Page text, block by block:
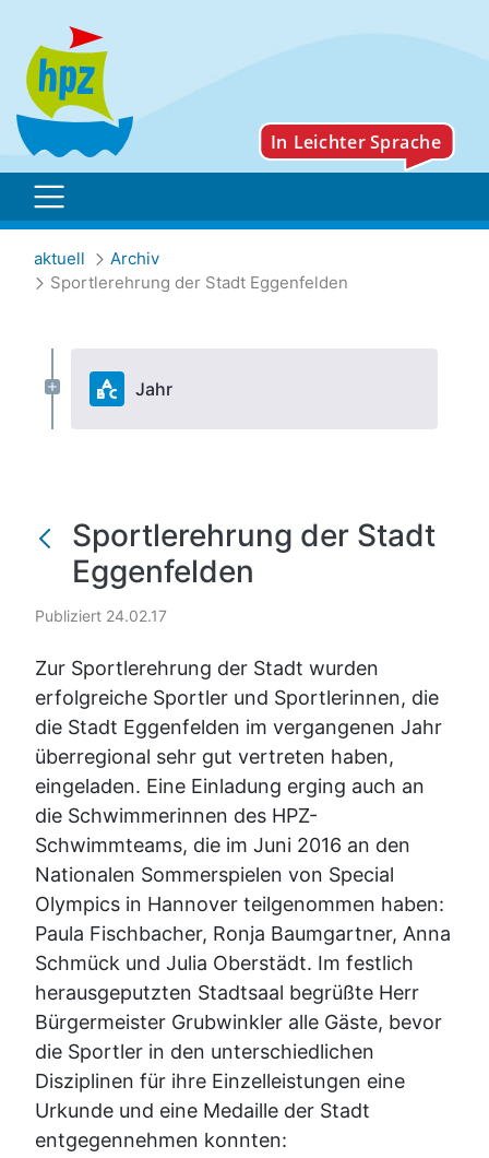
Sportlerehrung der
aktuell
Archiv
Sportlerehrung der Stadt Eggenfelden
Jahr
Sportlerehrung der Stadt
Eggenfelden
Publiziert 24.02.17
Zur Sportlerehrung der Stadt wurden
erfolgreiche Sportler und Sportlerinnen, die
die Stadt Eggenfelden im vergangenen Jahr
überregional sehr gut vertreten haben,
eingeladen. Eine Einladung erging auch an
die Schwimmerinnen des HPZ-
Schwimmteams, die im Juni 2016 an den
Nationalen Sommerspielen von Special
Olympics in Hannover teilgenommen haben:
Paula Fischbacher, Ronja Baumgartner, Anna
Schmück und Julia Oberstädt. Im festlich
herausgeputzten Stadtsaal begrüßte Herr
Bürgermeister Grubwinkler alle Gäste, bevor
die Sportler in den unterschiedlichen
Disziplinen für ihre Einzelleistungen eine
Urkunde und eine Medaille der Stadt
entgegennehmen konnten: